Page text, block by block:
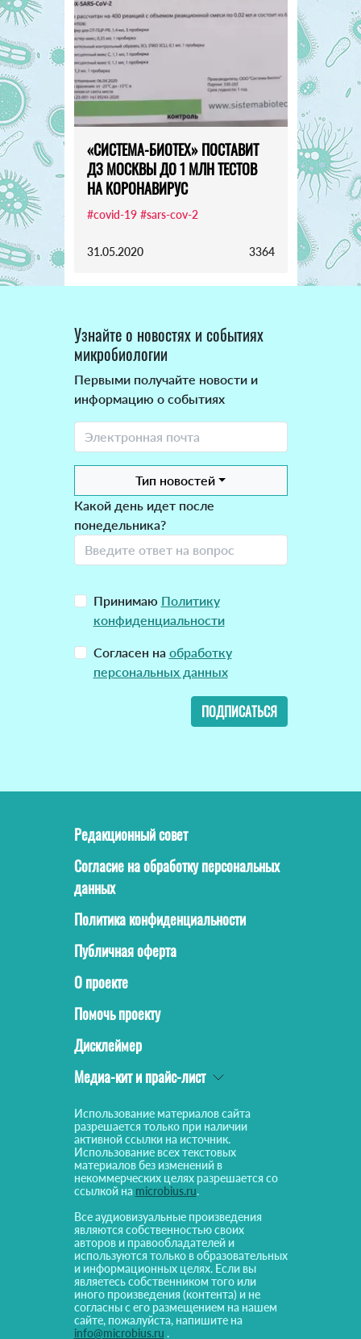
«СИСТЕМА-БИОТЕХ» ПОСТАВИТ
ДЗ МОСКВЫ ДО 1 МЛН ТЕСТОВ
НА КОРОНАВИРУС
#covid-19 #sars-cov-2
31.05.2020 3364
Узнайте о новостях и событиях
микробиологии
Первыми получайте новости и
информацию о событиях
Тип новостей
Какой день идет после
понедельника?
Принимаю Политику
конфиденциальности
Согласен на обработку
персональных данных
ПОДПИСАТЬСЯ
Редакционный совет
Согласие на обработку персональных
данных
Политика конфиденциальности
Публичная оферта
О проекте
Помочь проекту
Дисклеймер
Медиа-кит и прайс-лист
Использование материалов сайта
разрешается только при наличии
активной ссылки на источник.
Использование всех текстовых
материалов без изменений в
некоммерческих целях разрешается со
ссылкой на microbius.ru.
Все аудиовизуальные произведения
являются собственностью своих
авторов и правообладателей и
используются только в образовательных
и информационных целях. Если вы
являетесь собственником того или
иного произведения (контента) и не
согласны с его размещением на нашем
сайте, пожалуйста, напишите на
info@microbius.ru .